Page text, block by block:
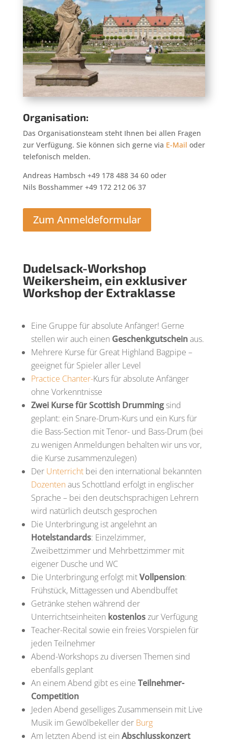
Organisation:
Das Organisationsteam steht Ihnen bei allen Fragen
zur Verfügung. Sie können sich gerne via E-Mail oder
telefonisch melden.
Andreas Hambsch +49 178 488 34 60 oder
Nils Bosshammer +49 172 212 06 37
Zum Anmeldeformular
Dudelsack-Workshop
Weikersheim, ein exklusiver
Workshop der Extraklasse
Eine Gruppe für absolute Anfänger! Gerne
stellen wir auch einen Geschenkgutscheinaus.
Mehrere Kurse für Great Highland Bagpipe –
geeignet für Spieler aller Level
Practice Chanter-Kurs für absolute Anfänger
ohne Vorkenntnisse
Zwei Kursefür Scottish Drummingsind
geplant: ein Snare-Drum-Kurs und ein Kurs für
die Bass-Section mit Tenor- und Bass-Drum (bei
zu wenigen Anmeldungen behalten wir uns vor,
die Kurse zusammenzulegen)
Der Unterrichtbei den international bekannten
Dozenten aus Schottland erfolgt in englischer
Sprache – bei den deutschsprachigen Lehrern
wird natürlich deutsch gesprochen
Die Unterbringung ist angelehnt an
Hotelstandards: Einzelzimmer,
Zweibettzimmer und Mehrbettzimmer mit
eigener Dusche und WC
Die Unterbringung erfolgt mitVollpension:
Frühstück, Mittagessen und Abendbuffet
Getränke stehen während der
Unterrichtseinheiten kostenloszur Verfügung
Teacher-Recital sowie ein freies Vorspielen für
jeden Teilnehmer
Abend-Workshops zu diversen Themen sind
ebenfalls geplant
An einem Abend gibt es eine Teilnehmer-
Competition
Jeden Abend geselliges Zusammensein mit Live
Musik im Gewölbekeller der Burg
Am letzten Abend ist ein Abschlusskonzert